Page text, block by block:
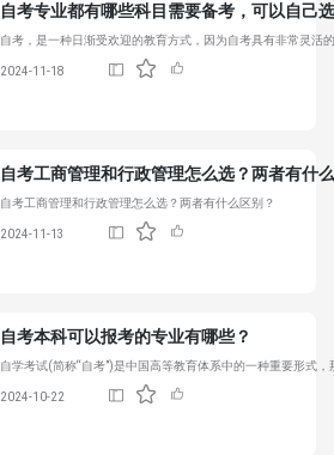
自考专业都有哪些科目需要备考，可以自己
自考，是一种日渐受欢迎的教育方式，因为自考具有非常灵活
2024-11-18
自考工商管理和行政管理怎么选？两者有什
自考工商管理和行政管理怎么选？两者有什么区别？
2024-11-13
自考本科可以报考的专业有哪些？
自学考试(简称“自考”)是中国高等教育体系中的一种重要形式
2024-10-22